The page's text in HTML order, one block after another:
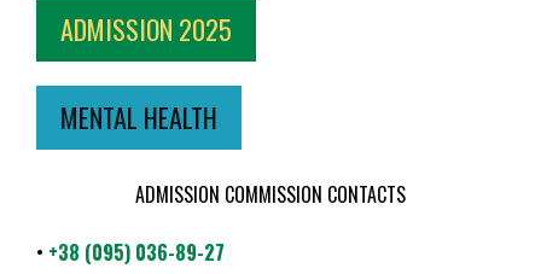
ADMISSION 2025
MENTAL HEALTH
ADMISSION COMMISSION CONTACTS
• +38 (095) 036-89-27